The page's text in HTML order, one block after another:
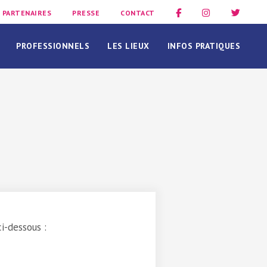
PARTENAIRES PRESSE CONTACT
PROFESSIONNELS LES LIEUX INFOS PRATIQUES
dessous :